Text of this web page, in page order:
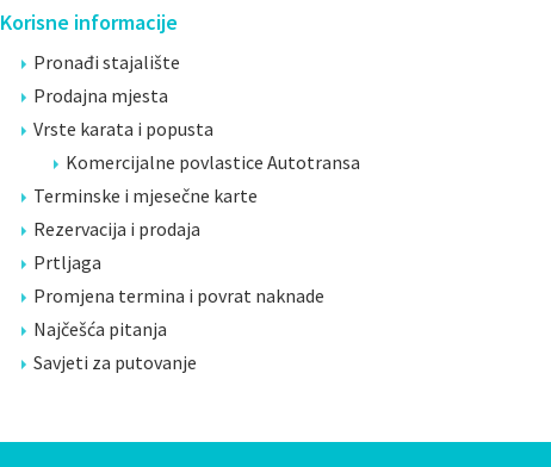
Korisne informacije
Pronađi stajalište
Prodajna mjesta
Vrste karata i popusta
Komercijalne povlastice Autotransa
Terminske i mjesečne karte
Rezervacija i prodaja
Prtljaga
Promjena termina i povrat naknade
Najčešća pitanja
Savjeti za putovanje